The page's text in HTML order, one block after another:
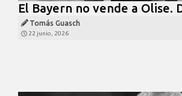
El Bayern no vende a Olise.
Tomás Guasch
22 junio, 2026